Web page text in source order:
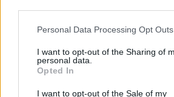
Please note that this website/app uses
not limited to your visit or usage
grant or deny consent to Google and its
use your data for below specified
consent section.
Personal Data Processing Opt Outs
I want to opt-out of the Sharing of
personal data.
Opted In
I want to opt-out of the Sale of my
A lakosságra is fontos szerep hárul
elkerülésében